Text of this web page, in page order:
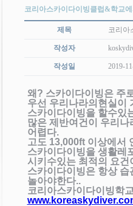
코리아스카이다이빙클럽&학교
제목 코리아
작성자
작성일 2019-
왜? 스카이다이빙은 주
우선 우리나라의현실이
스카이다이빙을 할수있
많은 제반여건이 우리
어렵다.
고도 13,000ft 이상에서
스카이다이빙을 생활레
시키수있는 최적의 요건
스카이다이빙은 항상
놀아야한다..
코리아스카이다이빙학